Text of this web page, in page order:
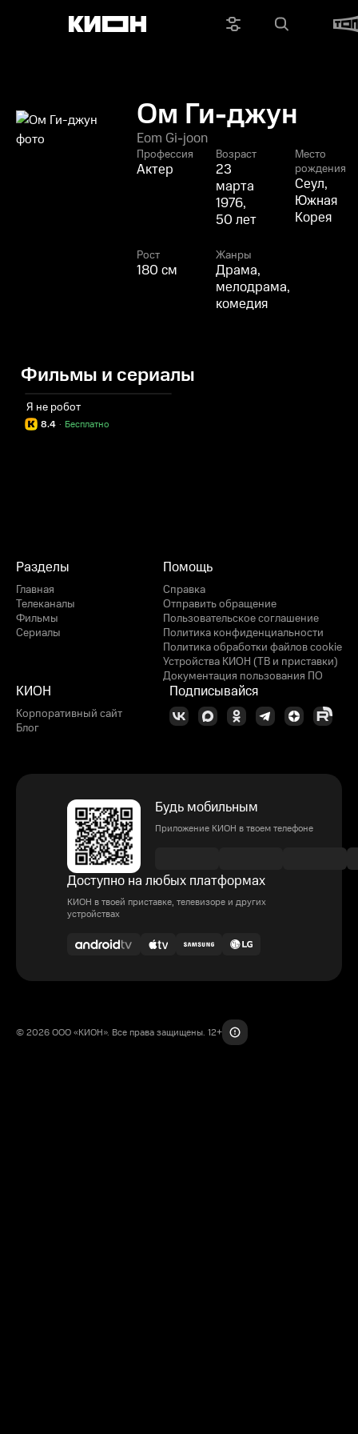
Ом Ги-джун
Eom Gi-joon
Профессия
Актер
Возраст
23
марта
1976,
50 лет
Место
рождения
Сеул,
Южная
Корея
Рост
180 см
Жанры
Драма,
мелодрама,
комедия
Фильмы и сериалы
Я не робот
8.4 Бесплатно
·
Разделы
Главная
Телеканалы
Фильмы
Сериалы
Помощь
Справка
Отправить обращение
Пользовательское соглашение
Политика конфиденциальности
Политика обработки файлов cookie
Устройства КИОН (ТВ и приставки)
Документация пользования ПО
КИОН
Корпоративный сайт
Блог
Подписывайся
Будь мобильным
Приложение КИОН в твоем телефоне
Доступно на любых платформах
КИОН в твоей приставке, телевизоре и других
устройствах
© 2026 ООО «КИОН». Все права защищены. 12+